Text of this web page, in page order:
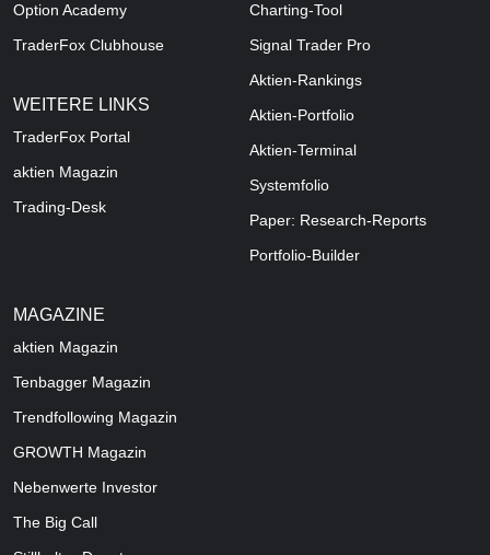
Option Academy
TraderFox Clubhouse
WEITERE LINKS
TraderFox Portal
aktien Magazin
Trading-Desk
Charting-Tool
Signal Trader Pro
Aktien-Rankings
Aktien-Portfolio
Aktien-Terminal
Systemfolio
Paper: Research-Reports
Portfolio-Builder
MAGAZINE
aktien Magazin
Tenbagger Magazin
Trendfollowing Magazin
GROWTH Magazin
Nebenwerte Investor
The Big Call